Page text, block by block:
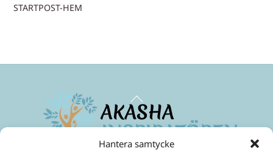
Hantera samtycke
STARTPOST-HEM
Back
To
Top
Maximera ditt medvetande